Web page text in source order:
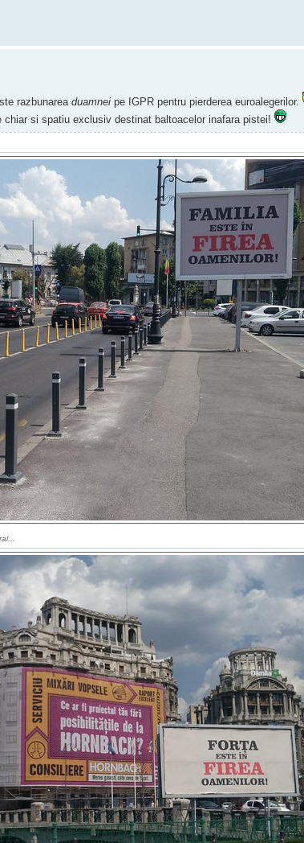
razbunareaduamnei pe IGPR pentru pierderea euroalegerilor.
chiar si spatiu exclusiv destinat baltoacelor inafara pistei!